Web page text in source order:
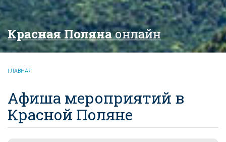
Красная Полянаонлайн
ГЛАВНАЯ
Афиша мероприятий в
Красной Поляне